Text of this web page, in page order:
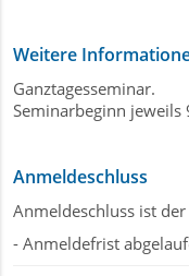
Weitere
Ganztagesseminar.
Seminarbeginn jeweils
Anmeldeschluss
Anmeldeschluss ist
- Anmeldefrist